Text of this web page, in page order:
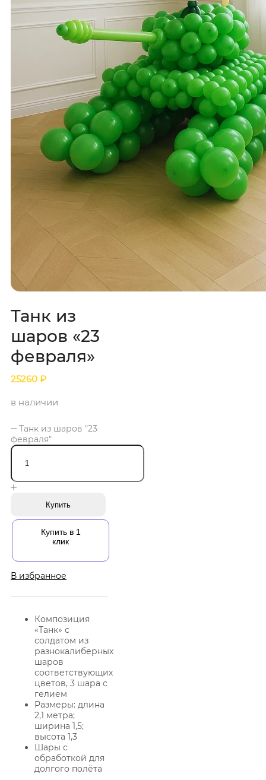
Танк из
шаров «23
февраля»
25260 ₽
в наличии
Танк из шаров "23
февраля"
Купить
Купить в 1
клик
В избранное
Композиция
«Танк» с
солдатом из
разнокалиберных
шаров
соответствующих
цветов, 3 шара с
гелием
Размеры: длина
2,1 метра;
ширина 1,5;
высота 1,3
Шары с
обработкой для
долгого полёта